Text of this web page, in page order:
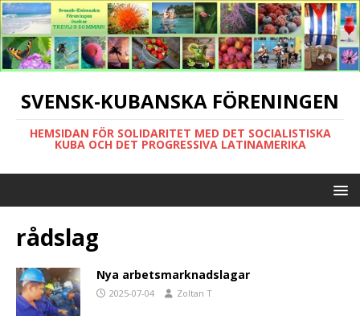
SVENSK-KUBANSKA FÖRENINGEN
HEMSIDAN FÖR SOLIDARITET MED DET SOCIALISTISKA
KUBA OCH DET PROGRESSIVA LATINAMERIKA
rådslag
Nya arbetsmarknadslagar
2025-07-04 Zoltan T